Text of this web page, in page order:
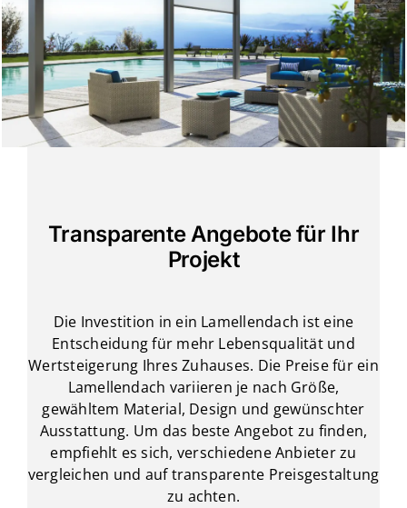
Transparente Angebote für Ihr
Projekt
Die Investition in ein Lamellendach ist eine
Entscheidung für mehr Lebensqualität und
Wertsteigerung Ihres Zuhauses. Die Preise für ein
Lamellendach variieren je nach Größe,
gewähltem Material, Design und gewünschter
Ausstattung. Um das beste Angebot zu finden,
empfiehlt es sich, verschiedene Anbieter zu
vergleichen und auf transparente Preisgestaltung
zu achten.